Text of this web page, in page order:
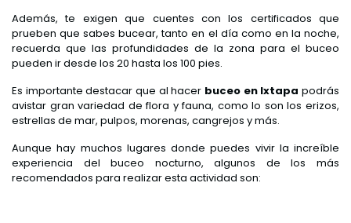
Además, te exigen que cuentes con los certificados que
prueben que sabes bucear, tanto en el día como en la noche,
recuerda que las profundidades de la zona para el buceo
pueden ir desde los 20 hasta los 100 pies.
Es importante destacar que al hacer buceo en Ixtapa podrás
avistar gran variedad de flora y fauna, como lo son los erizos,
estrellas de mar, pulpos, morenas, cangrejos y más.
Aunque hay muchos lugares donde puedes vivir la increíble
experiencia del buceo nocturno, algunos de los más
recomendados para realizar esta actividad son: